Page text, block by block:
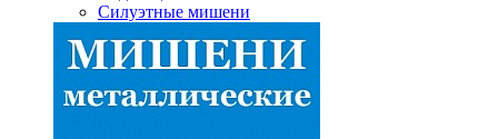
Силуэтные мишени